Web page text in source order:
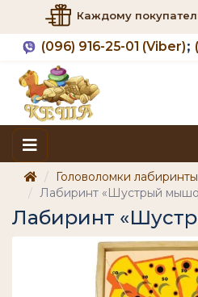
Каждому
(096) 916-25-01 (Viber)
Головоломки лабиринты
Лабиринт «Шустрый
Лабиринт